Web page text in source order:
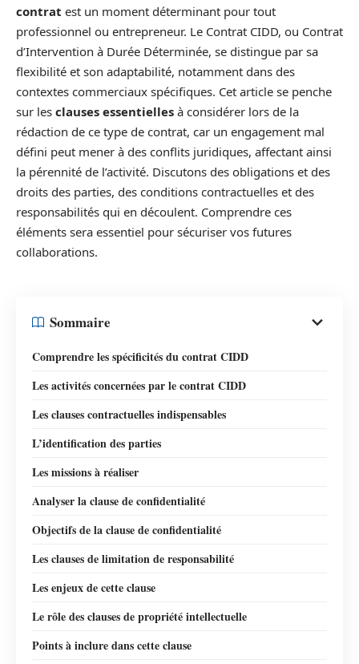
contrat est un moment déterminant pour tout
professionnel ou entrepreneur. Le Contrat CIDD, ou Contrat
d’Intervention à Durée Déterminée, se distingue par sa
flexibilité et son adaptabilité, notamment dans des
contextes commerciaux spécifiques. Cet article se penche
sur les clauses essentielles à considérer lors de la
rédaction de ce type de contrat, car un engagement mal
défini peut mener à des conflits juridiques, affectant ainsi
la pérennité de l’activité. Discutons des obligations et des
droits des parties, des conditions contractuelles et des
responsabilités qui en découlent. Comprendre ces
éléments sera essentiel pour sécuriser vos futures
collaborations.
Sommaire
Comprendre les spécificités du contrat CIDD
Les activités concernées par le contrat CIDD
Les clauses contractuelles indispensables
L’identification des parties
Les missions à réaliser
Analyser la clause de confidentialité
Objectifs de la clause de confidentialité
Les clauses de limitation de responsabilité
Les enjeux de cette clause
Le rôle des clauses de propriété intellectuelle
Points à inclure dans cette clause